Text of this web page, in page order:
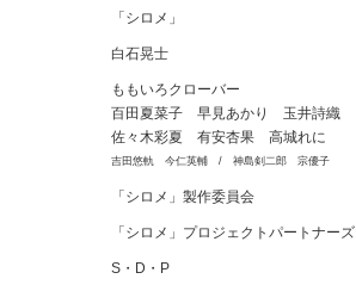
「シロメ」
白石晃士
ももいろクローバー
百田夏菜子 早見あかり 玉井詩織
佐々木彩夏 有安杏果 高城れに
吉田悠軌 今仁英輔 / 神島剣二郎 宗優子
「シロメ」製作委員会
「シロメ」プロジェクトパートナーズ
S・D・P